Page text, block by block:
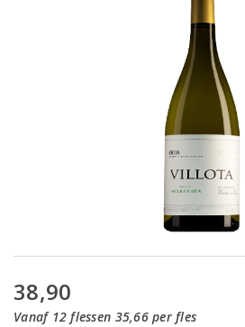
38,90
Vanaf 12 flessen 35,66 per fles